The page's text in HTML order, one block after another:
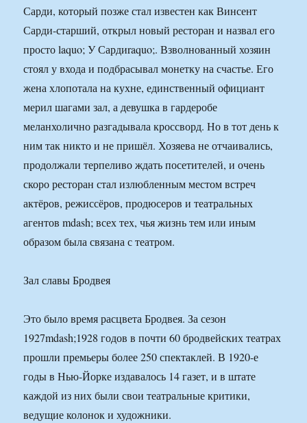
Сарди, который позже стал известен как Винсент
Сарди-старший, открыл новый ресторан и назвал его
просто laquo; У Сардиraquo;. Взволнованный хозяин
стоял у входа и подбрасывал монетку на счастье. Его
жена хлопотала на кухне, единственный официант
мерил шагами зал, а девушка в гардеробе
меланхолично разгадывала кроссворд. Но в тот день к
ним так никто и не пришёл. Хозяева не отчаивались,
продолжали терпеливо ждать посетителей, и очень
скоро ресторан стал излюбленным местом встреч
актёров, режиссёров, продюсеров и театральных
агентов mdash; всех тех, чья жизнь тем или иным
образом была связана с театром.
Зал славы Бродвея
Это было время расцвета Бродвея. За сезон
1927mdash;1928 годов в почти 60 бродвейских театрах
прошли премьеры более 250 спектаклей. В 1920-е
годы в Нью-Йорке издавалось 14 газет, и в штате
каждой из них были свои театральные критики,
ведущие колонок и художники.